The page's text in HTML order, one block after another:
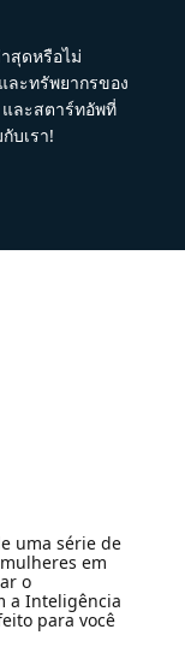
สุดหรือไม่
ละทรัพยากรของ
ละสตาร์ทอัพที่
บเรา!
uma série de
em
o
a Inteligência
para você